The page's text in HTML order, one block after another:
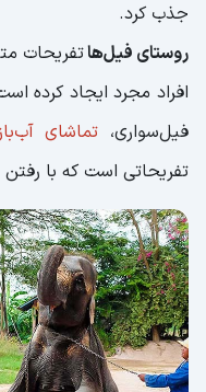
جذب کرد.
روستای فیل‌هاتفریحات
افراد مجرد ایجاد کرده
فیل‌سواری، تماشای
تفریحاتی است که با رفتن